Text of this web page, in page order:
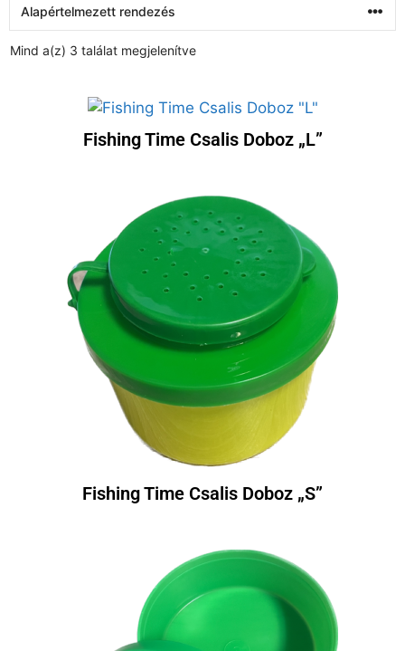
Mind a(z) 3 találat megjelenítve
Fishing Time Csalis Doboz „L”
Fishing Time Csalis Doboz „S”